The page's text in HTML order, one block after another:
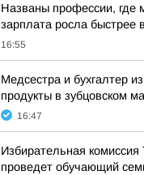
Названы профессии, где
зарплата росла быстрее
16:55
Медсестра и бухгалтер
продукты в зубцовском
16:47
Избирательная комиссия
проведет обучающий